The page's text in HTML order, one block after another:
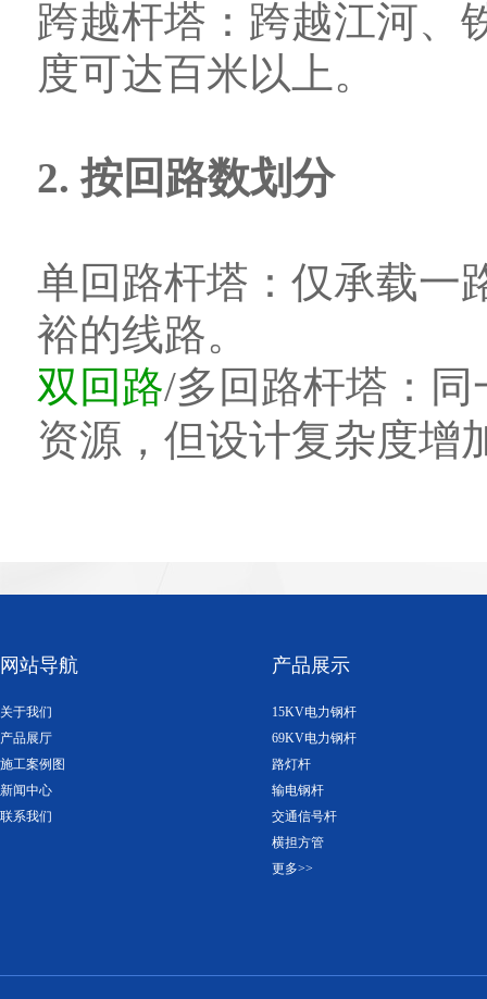
跨越杆塔：跨越江河、
度可达百米以上。
2. 按回路数划分
单回路杆塔：仅承载一
裕的线路。
双回路/多回路杆塔：
资源，但设计复杂度增
网站导航
关于我们
产品展厅
施工案例图
新闻中心
联系我们
产品展示
15KV电力钢杆
69KV电力钢杆
路灯杆
输电钢杆
交通信号杆
横担方管
更多>>